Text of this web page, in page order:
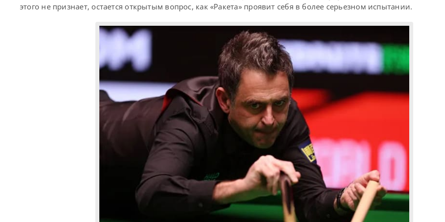
этого не признает, остается открытым вопрос, как «Ракета» проявит себя в более серьезном испытании.